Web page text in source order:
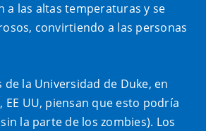
a las altas temperaturas y se
convirtiendo a las personas
la Universidad de Duke, en
EE UU, piensan que esto podría
la parte de los zombies). Los